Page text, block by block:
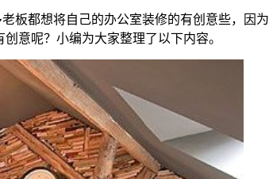
板都想将自己的办公室装修的有创意些，因为
意呢？小编为大家整理了以下内容。